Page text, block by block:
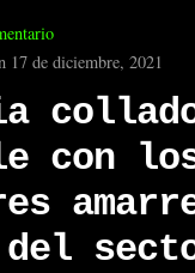
17 de diciembre, 2021
con
del